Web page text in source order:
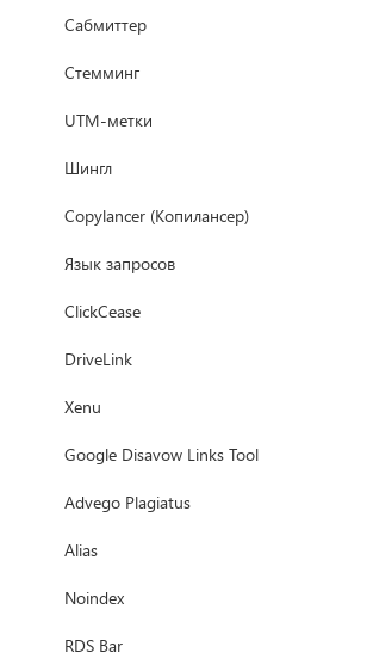
Сабмиттер
Стемминг
UTM-метки
Шингл
Copylancer (Копилансер)
Язык запросов
ClickCease
DriveLink
Xenu
Google Disavow Links Tool
Advego Plagiatus
Alias
Noindex
RDS Bar